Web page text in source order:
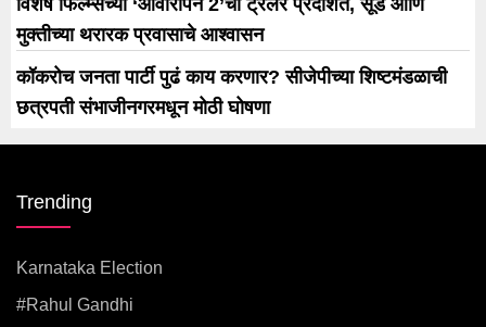
मुक्तीच्या थरारक प्रवासाचे आश्वासन
कॉकरोच जनता पार्टी पुढं काय करणार? सीजेपीच्या शिष्टमंडळाची
छत्रपती संभाजीनगरमधून मोठी घोषणा
Trending
Karnataka Election
#rahul Gandhi